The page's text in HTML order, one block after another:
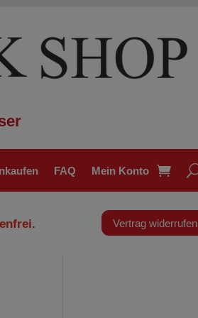
FAQ Mein Konto
Vertrag widerrufen